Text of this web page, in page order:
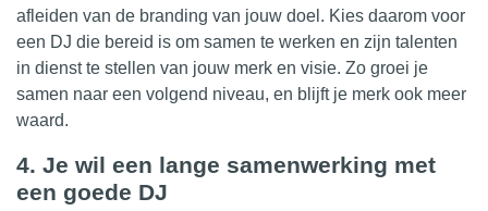
afleiden van de branding van jouw doel. Kies daarom voor
een DJ die bereid is om samen te werken en zijn talenten
in dienst te stellen van jouw merk en visie. Zo groei je
samen naar een volgend niveau, en blijft je merk ook meer
waard.
4. Je wil een lange samenwerking met
een goede DJ